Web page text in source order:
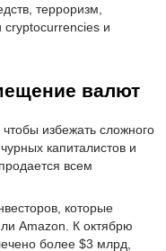
терроризм,
cryptocurrencies и
валют
избежать сложного
капиталистов и
всем
которые
Amazon. К октябрю
более $3 млрд,